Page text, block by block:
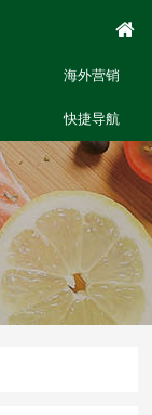
海外营销
快捷导航